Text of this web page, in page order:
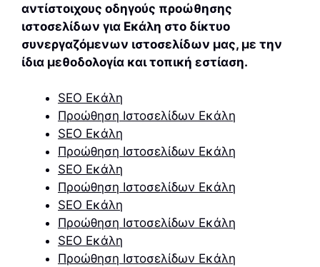
αντίστοιχους οδηγούς προώθησης
ιστοσελίδων για Εκάλη στο δίκτυο
συνεργαζόμενων ιστοσελίδων μας, με την
ίδια μεθοδολογία και τοπική εστίαση.
SEO Εκάλη
Προώθηση Ιστοσελίδων Εκάλη
SEO Εκάλη
Προώθηση Ιστοσελίδων Εκάλη
SEO Εκάλη
Προώθηση Ιστοσελίδων Εκάλη
SEO Εκάλη
Προώθηση Ιστοσελίδων Εκάλη
SEO Εκάλη
Προώθηση Ιστοσελίδων Εκάλη